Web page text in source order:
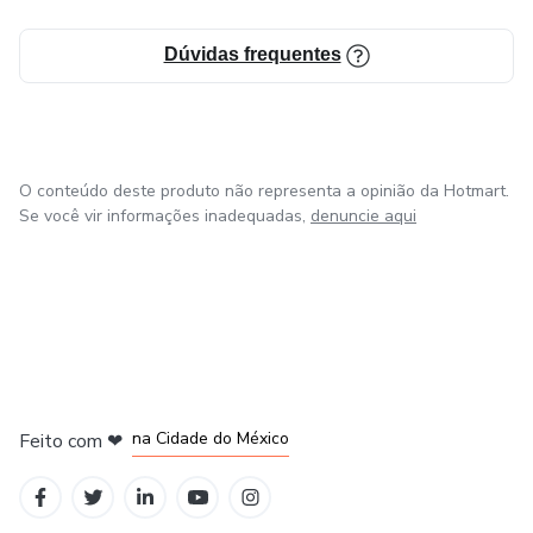
Dúvidas frequentes
O conteúdo deste produto não representa a opinião da Hotmart.
Se você vir informações inadequadas, denuncie aqui
Feito com ❤ na Cidade do México